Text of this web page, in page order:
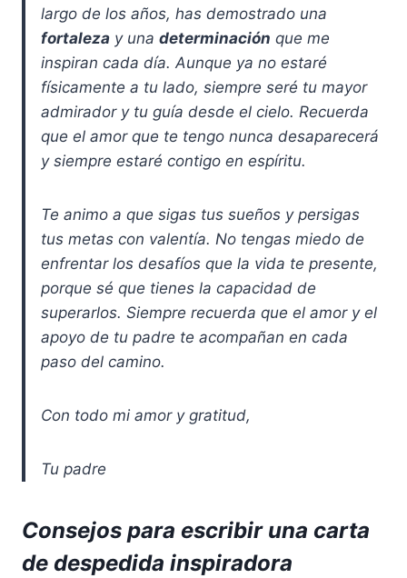
largo de los años, has demostrado una
fortaleza y ​​una determinación que me
inspiran cada día. Aunque ya no estaré
físicamente a tu lado, siempre seré tu mayor
admirador y tu guía desde el cielo. Recuerda
que el amor que te tengo nunca desaparecerá
y siempre estaré contigo en espíritu.
Te animo a que sigas tus sueños y persigas
tus metas con valentía. No tengas miedo de
enfrentar los desafíos que la vida te presente,
porque sé que tienes la capacidad de
superarlos. Siempre recuerda que el amor y el
apoyo de tu padre te acompañan en cada
paso del camino.
Con todo mi amor y gratitud,
Tu padre
Consejos para escribir una carta
de despedida inspiradora